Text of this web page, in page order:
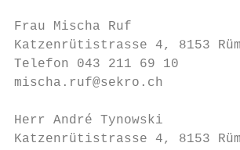
Frau Mischa Ruf
Katzenrütistrasse 4, 8153
Telefon 043 211 69 10
mischa.ruf@sekro.ch
Herr André Tynowski
Katzenrütistrasse 4, 8153